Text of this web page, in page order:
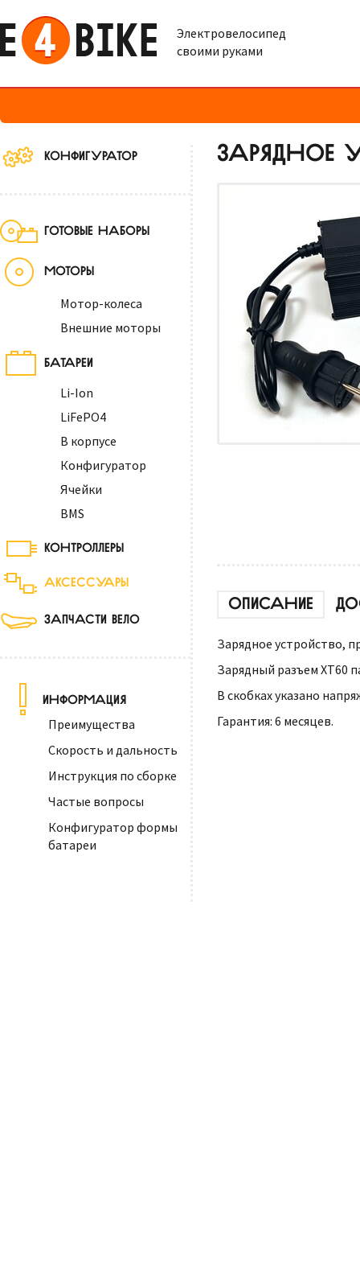
Электровелосипед
своими руками
КОНФИГУРАТОР
ГОТОВЫЕ НАБОРЫ
МОТОРЫ
Мотор-колеса
Внешние моторы
БАТАРЕИ
Li-Ion
LiFePO4
В корпусе
Конфигуратор
Ячейки
BMS
КОНТРОЛЛЕРЫ
АКСЕССУАРЫ
ЗАПЧАСТИ ВЕЛО
ИНФОРМАЦИЯ
Преимущества
Скорость и дальность
Инструкция по сборке
Частые вопросы
Конфигуратор формы
батареи
ЗАРЯДНОЕ
ОПИСАНИЕ
Зарядное устройство,
Зарядный разъем XT60
В скобках указано
Гарантия: 6 месяцев.